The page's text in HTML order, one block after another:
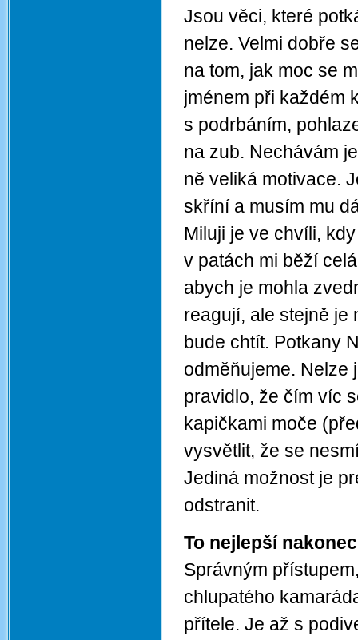
Jsou věci, které
nelze. Velmi dobře
na tom, jak moc se
jménem při každém
s podrbáním,
na zub. Nechávám
ně veliká motivace.
skříní a musím mu
Miluji je ve chvíli,
v patách mi běží
abych je mohla
reagují, ale stejně je
bude chtít. Potkany
odměňujeme. Nelze
pravidlo, že čím víc
kapičkami moče
vysvětlit, že se
Jediná možnost je
odstranit.
To nejlepší
Správným
chlupatého
přítele. Je až s